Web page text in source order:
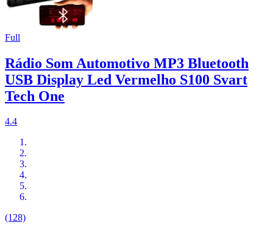
Full
Rádio Som Automotivo MP3 Bluetooth
USB Display Led Vermelho S100 Svart
Tech One
4.4
(128)